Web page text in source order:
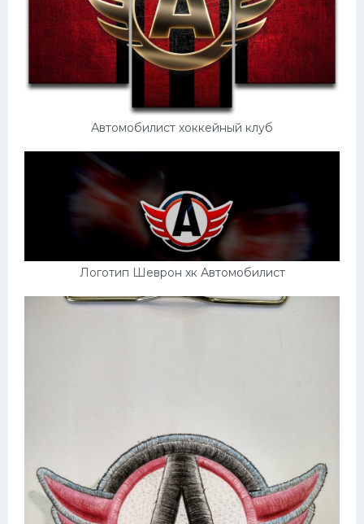
Автомобилист хоккейный клуб
Логотип Шеврон хк Автомобилист